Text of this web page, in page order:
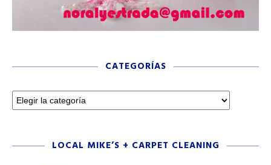
CATEGORÍAS
LOCAL MIKE’S + CARPET CLEANING